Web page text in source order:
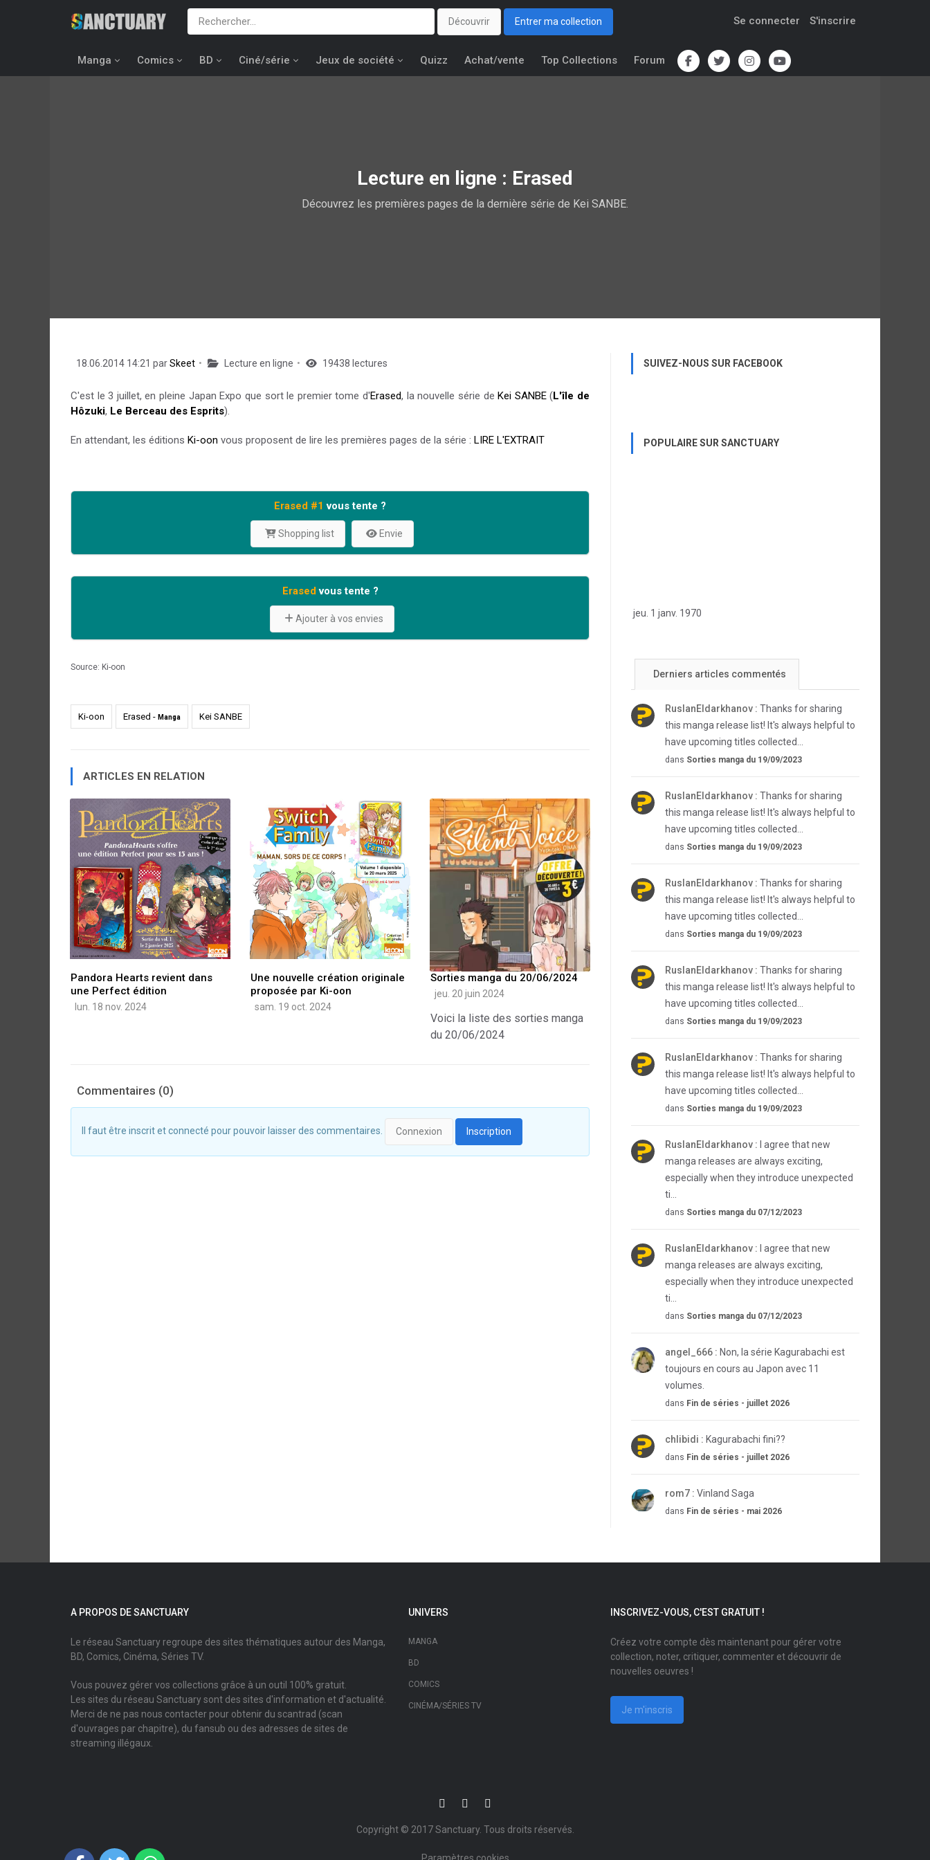
Découvrir Entrer ma collection Se connecter S'inscrire
Manga Comics BD Ciné/série Jeux de société Quizz Achat/vente Top Collections Forum
Lecture en ligne : Erased
Découvrez les premières pages de la dernière série de Kei SANBE.
18.06.2014 14:21 parSkeet Lecture en ligne 19438 lectures
C'est le 3 juillet, en pleine Japan Expo que sort le premier tome d'Erased, la nouvelle série deKei SANBE(L'île de
Hôzuki, Le Berceau des Esprits).
En attendant, les éditions Ki-oon vous proposent de lire les premières pages de la série : LIRE L'EXTRAIT
Erased #1 vous tente ?
Shopping list Envie
Erasedvous tente ?
Ajouter à vos envies
Source: Ki-oon
Ki-oon Erased - Manga Kei SANBE
ARTICLES EN RELATION
Pandora Hearts revient dans
une Perfect édition
lun. 18 nov. 2024
Une nouvelle création originale
proposée par Ki-oon
sam. 19 oct. 2024
Sorties manga du 20/06/2024
jeu. 20 juin 2024
Voici la liste des sorties manga
du 20/06/2024
Commentaires (0)
Il faut être inscrit et connecté pour pouvoir laisser des commentaires. Connexion Inscription
SUIVEZ-NOUS SUR FACEBOOK
POPULAIRE SUR SANCTUARY
jeu. 1 janv. 1970
Derniers articles commentés
RuslanEldarkhanov : Thanks for sharing
this manga release list! It's always helpful to
have upcoming titles collected...
dans Sorties manga du 19/09/2023
RuslanEldarkhanov : Thanks for sharing
this manga release list! It's always helpful to
have upcoming titles collected...
dans Sorties manga du 19/09/2023
RuslanEldarkhanov : Thanks for sharing
this manga release list! It's always helpful to
have upcoming titles collected...
dans Sorties manga du 19/09/2023
RuslanEldarkhanov : Thanks for sharing
this manga release list! It's always helpful to
have upcoming titles collected...
dans Sorties manga du 19/09/2023
RuslanEldarkhanov : Thanks for sharing
this manga release list! It's always helpful to
have upcoming titles collected...
dans Sorties manga du 19/09/2023
RuslanEldarkhanov :
I agree that new
manga releases are always exciting,
especially when they introduce unexpected
ti...
dans Sorties manga du 07/12/2023
RuslanEldarkhanov :
I agree that new
manga releases are always exciting,
especially when they introduce unexpected
ti...
dans Sorties manga du 07/12/2023
angel_666 : Non, la série Kagurabachi est
toujours en cours au Japon avec 11
volumes.
dans Fin de séries - juillet 2026
chlibidi : Kagurabachi fini??
dans Fin de séries - juillet 2026
rom7 : Vinland Saga
dans Fin de séries - mai 2026
A PROPOS DE SANCTUARY
Le réseau Sanctuary regroupe des sites thématiques autour des Manga,
BD, Comics, Cinéma, Séries TV.
Vous pouvez gérer vos collections grâce à un outil 100% gratuit.
Les sites du réseau Sanctuary sont des sites d'information et d'actualité.
Merci de ne pas nous contacter pour obtenir du scantrad (scan
d'ouvrages par chapitre), du fansub ou des adresses de sites de
streaming illégaux.
UNIVERS
MANGA
BD
COMICS
CINÉMA/SÉRIES TV
INSCRIVEZ-VOUS, C'EST GRATUIT !
Créez votre compte dès maintenant pour gérer votre
collection, noter, critiquer, commenter et découvrir de
nouvelles oeuvres !
Je m'inscris
Copyright © 2017Sanctuary. Tous droits réservés.